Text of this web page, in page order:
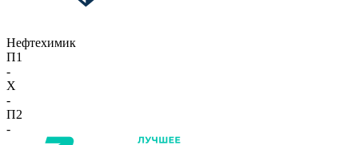
Нефтехимик
П1
-
X
-
П2
-